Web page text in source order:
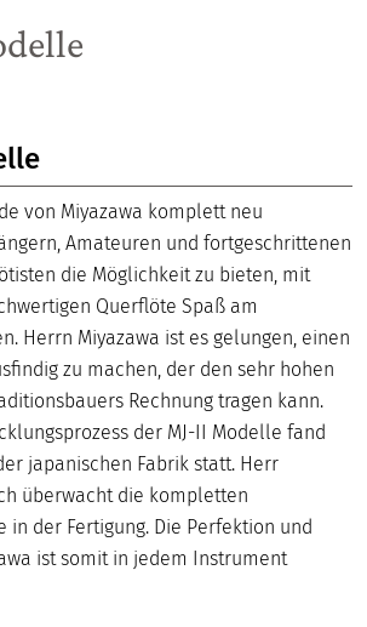
von Miyazawa komplett neu
Amateuren und fortgeschrittenen
die Möglichkeit zu bieten, mit
Querflöte Spaß am
Herrn Miyazawa ist es gelungen, einen
zu machen, der den sehr hohen
Rechnung tragen kann.
der MJ-II Modelle fand
japanischen Fabrik statt. Herr
überwacht die kompletten
in der Fertigung. Die Perfektion und
ist somit in jedem Instrument